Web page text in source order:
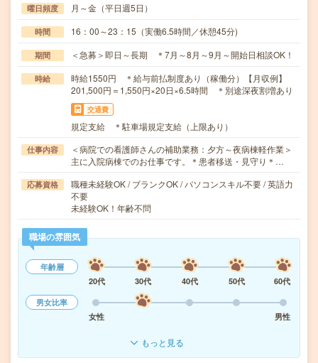
曜日頻度 月～金（平日週5日）
時間 16：00～23：15（実働6.5時間／休憩45分)
期間 ＜急募＞即日～長期 ＊7月～8月～9月～開始日相談OK！
時給
時給1550円 ＊給与前払制度あり（稼働分）【月収例】
201,500円＝1,550円×20日×6.5時間 ＊別途深夜割増あり
交通費
規定支給 ＊駐車場規定支給（上限あり）
仕事内容
＜病院での看護師さんの補助業務：夕方～夜病棟軽作業＞
主に入院病棟でのお仕事です。＊患者移送・見守り＊…
応募資格
職種未経験OK / ブランクOK / パソコンスキル不要 / 英語力
不要
未経験OK！年齢不問
職場の雰囲気
年齢層
20代
30代 40代 50代
60代
男女比率
女性
男性
もっと見る